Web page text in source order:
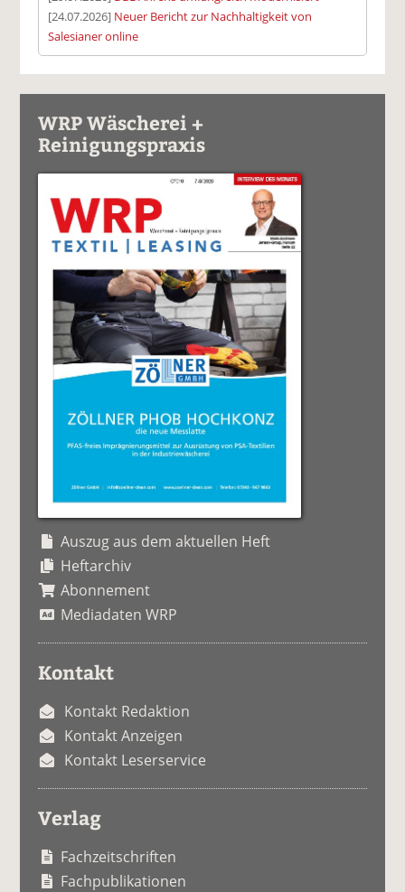
[24.07.2026] Neuer Bericht zur Nachhaltigkeit von
Salesianer online
WRP Wäscherei +
Reinigungspraxis
Auszug aus dem aktuellen Heft
Heftarchiv
Abonnement
Mediadaten WRP
Kontakt
Kontakt Redaktion
Kontakt Anzeigen
Kontakt Leserservice
Verlag
Fachzeitschriften
Fachpublikationen